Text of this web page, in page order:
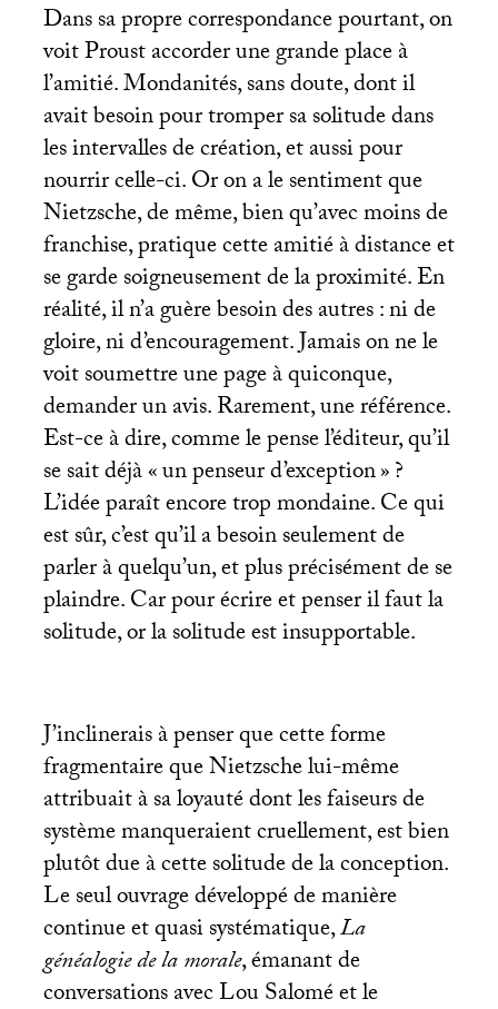
Dans sa propre correspondance pourtant, on
voit Proust accorder une grande place à
l’amitié. Mondanités, sans doute, dont il
avait besoin pour tromper sa solitude dans
les intervalles de création, et aussi pour
nourrir celle-ci. Or on a le sentiment que
Nietzsche, de même, bien qu’avec moins de
franchise, pratique cette amitié à distance et
se garde soigneusement de la proximité. En
réalité, il n’a guère besoin des autres : ni de
gloire, ni d’encouragement. Jamais on ne le
voit soumettre une page à quiconque,
demander un avis. Rarement, une référence.
Est-ce à dire, comme le pense l’éditeur, qu’il
se sait déjà «un penseur d’exception»?
L’idée paraît encore trop mondaine. Ce qui
est sûr, c’est qu’il a besoin seulement de
parler à quelqu’un, et plus précisément de se
plaindre. Car pour écrire et penser il faut la
solitude, or la solitude est insupportable.
J’inclinerais à penser que cette forme
fragmentaire que Nietzsche lui-même
attribuait à sa loyauté dont les faiseurs de
système manqueraient cruellement, est bien
plutôt due à cette solitude de la conception.
Le seul ouvrage développé de manière
continue et quasi systématique,La
généalogie de la morale, émanant de
conversations avec Lou Salomé et le